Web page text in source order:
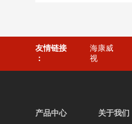
友情链接
：
海康威
视
产品中心 关于我们